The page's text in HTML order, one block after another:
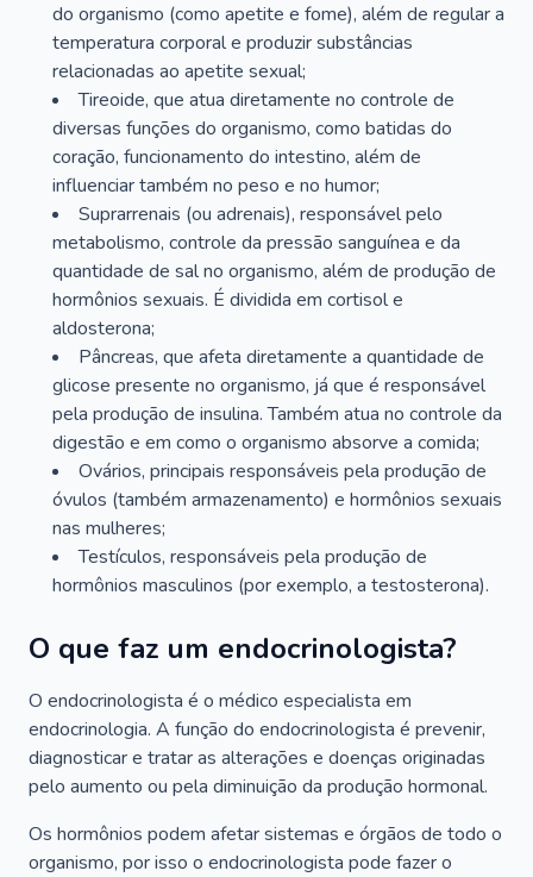
do organismo (como apetite e fome), além de regular a
temperatura corporal e produzir substâncias
relacionadas ao apetite sexual;
Tireoide, que atua diretamente no controle de
diversas funções do organismo, como batidas do
coração, funcionamento do intestino, além de
influenciar também no peso e no humor;
Suprarrenais (ou adrenais), responsável pelo
metabolismo, controle da pressão sanguínea e da
quantidade de sal no organismo, além de produção de
hormônios sexuais. É dividida em cortisol e
aldosterona;
Pâncreas, que afeta diretamente a quantidade de
glicose presente no organismo, já que é responsável
pela produção de insulina. Também atua no controle da
digestão e em como o organismo absorve a comida;
Ovários, principais responsáveis pela produção de
óvulos (também armazenamento) e hormônios sexuais
nas mulheres;
Testículos, responsáveis pela produção de
hormônios masculinos (por exemplo, a testosterona).
O que faz um endocrinologista?
O endocrinologista é o médico especialista em
endocrinologia. A função do endocrinologista é prevenir,
diagnosticar e tratar as alterações e doenças originadas
pelo aumento ou pela diminuição da produção hormonal.
Os hormônios podem afetar sistemas e órgãos de todo o
organismo, por isso o endocrinologista pode fazer o